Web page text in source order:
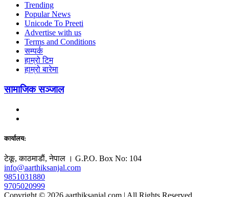
Trending
Popular News
Unicode To Preeti
Advertise with us
Terms and Conditions
सम्पर्क
हाम्रो टिम
हाम्रो बारेमा
सामाजिक सञ्जाल
कार्यालय:
टेकू, काठमाडाैं, नेपाल । G.P.O. Box No: 104
info@aarthiksanjal.com
9851031880
9705020999
Copyright © 2026 aarthiksanjal.com | All Rights Reserved.